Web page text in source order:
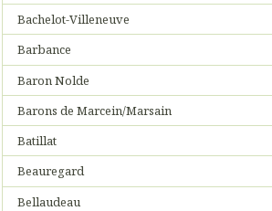
Bachelot-Villeneuve
Barbance
Baron Nolde
Barons de Marcein/Marsain
Batillat
Beauregard
Bellaudeau